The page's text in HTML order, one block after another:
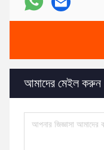
আমাদের মেইল ​​করুন